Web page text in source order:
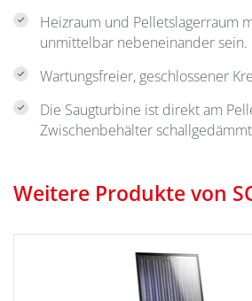
Heizraum und Pelletslagerraum
unmittelbar nebeneinander sein.
Wartungsfreier, geschlossener
Die Saugturbine ist direkt am
Zwischenbehälter
Weitere Produkte von